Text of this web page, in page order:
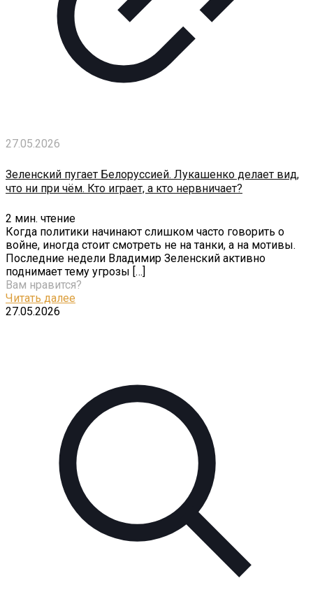
27.05.2026
Зеленский пугает Белоруссией. Лукашенко делает вид,
что ни при чём. Кто играет, а кто нервничает?
2 мин. чтение
Когда политики начинают слишком часто говорить о
войне, иногда стоит смотреть не на танки, а на мотивы.
Последние недели Владимир Зеленский активно
поднимает тему угрозы […]
Вам нравится?
Читать далее
27.05.2026